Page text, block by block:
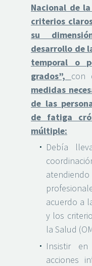
Nacional de
criterios
su
desarrollo de
temporal o
grados”, con
medidas
de las
de fatiga
múltiple:
Debía
acuerdo a
y los
la Salud
Insistir
acciones